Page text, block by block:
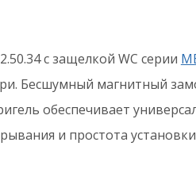
с защелкой WC серии
Бесшумный магнитный
обеспечивает
и простота